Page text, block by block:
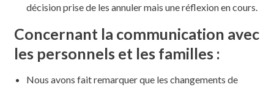
décision prise de les annuler mais une réflexion en cours.
Concernant la communication avec
les personnels et les familles :
Nous avons fait remarquer que les changements de